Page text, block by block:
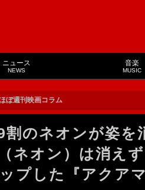
ニュース
NEWS
音楽
MUSIC
ぼ週刊映画コラム
割のネオンが姿を
ネオン）は消え
プした『アクア